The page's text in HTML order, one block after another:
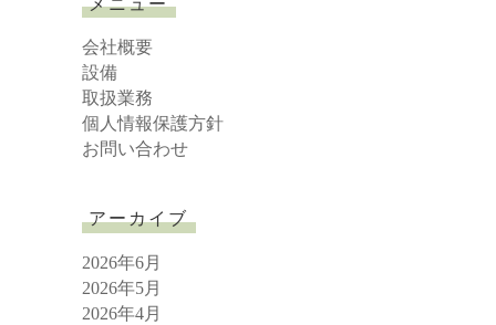
c
h
会社概要
設備
取扱業務
個人情報保護方針
お問い合わせ
アーカイブ
2026年6月
2026年5月
2026年4月